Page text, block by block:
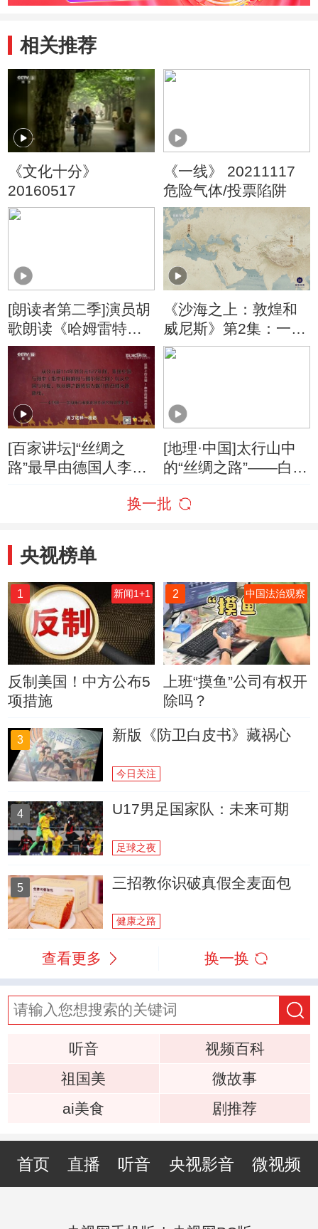
相关推荐
《文化十分》
20160517
《一线》 20211117
危险气体/投票陷阱
[朗读者第二季]演员胡
歌朗读《哈姆雷特》
节选
《沙海之上：敦煌和
威尼斯》第2集：一段
段短途连接成长途 无
[百家讲坛]“丝绸之
路”最早由德国人李希
[地理·中国]太行山中
的“丝绸之路”——白陉
换一批
央视榜单
1 新闻1+1
反制美国！中方公布5
项措施
2 中国法治观察
上班“摸鱼”公司有权开
除吗？
3 新版《防卫白皮书》藏祸心
今日关注
4 U17男足国家队：未来可期
足球之夜
5 三招教你识破真假全麦面包
健康之路
查看更多 换一换
听音
视频百科
祖国美
微故事
ai美食
剧推荐
首页 直播 听音 央视影音 微视频